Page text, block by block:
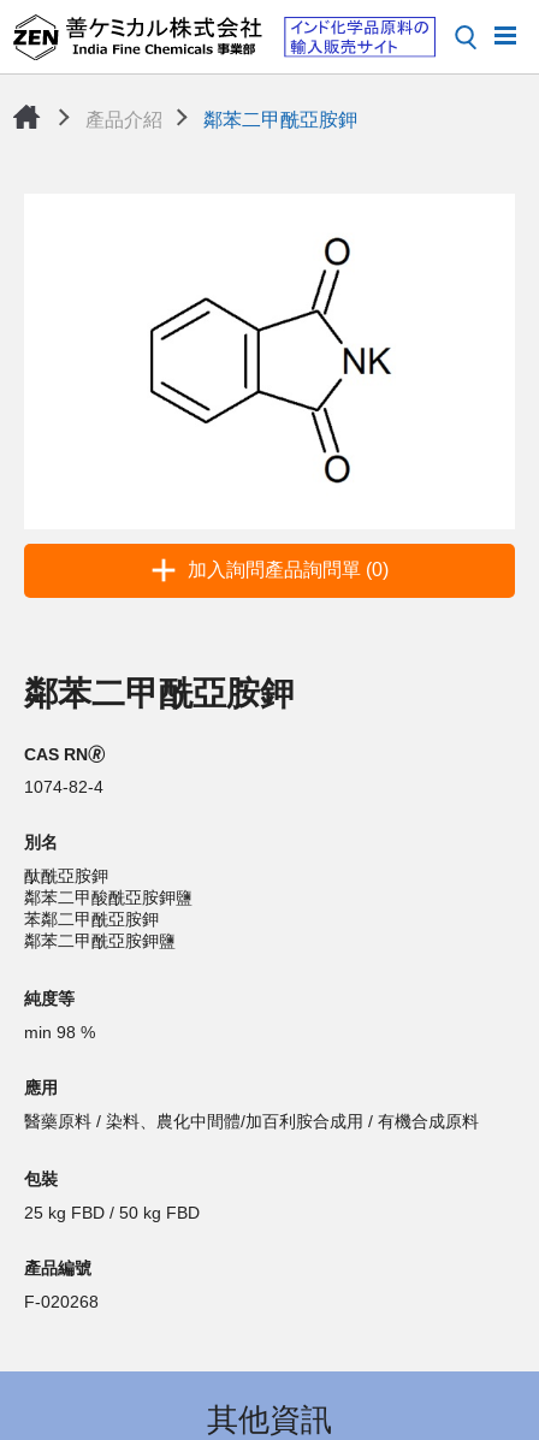
產品介紹 鄰苯二甲酰亞胺鉀
加入詢問產品詢問單 (0)
鄰苯二甲酰亞胺鉀
CAS RN🄬
1074-82-4
別名
酞酰亞胺鉀
鄰苯二甲酸酰亞胺鉀鹽
苯鄰二甲酰亞胺鉀
鄰苯二甲酰亞胺鉀鹽
純度等
min 98 %
應用
醫藥原料 / 染料、農化中間體/加百利胺合成用 / 有機合成原料
包裝
25 kg FBD / 50 kg FBD
產品編號
F-020268
其他資訊